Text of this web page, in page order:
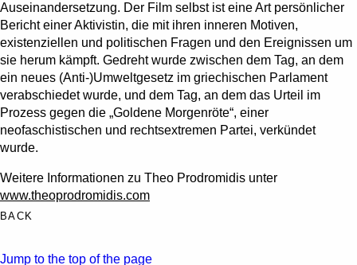
Auseinandersetzung. Der Film selbst ist eine Art persönlicher
Bericht einer Aktivistin, die mit ihren inneren Motiven,
existenziellen und politischen Fragen und den Ereignissen um
sie herum kämpft. Gedreht wurde zwischen dem Tag, an dem
ein neues (Anti-)Umweltgesetz im griechischen Parlament
verabschiedet wurde, und dem Tag, an dem das Urteil im
Prozess gegen die „Goldene Morgenröte“, einer
neofaschistischen und rechtsextremen Partei, verkündet
wurde.
Weitere Informationen zu Theo Prodromidis unter
www.theoprodromidis.com
BACK
Jump to the top of the page